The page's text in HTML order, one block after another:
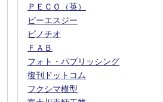
ＰＥＣＯ（英）
ピーエスジー
ピノチオ
ＦＡＢ
フォト・パブリッシング
復刊ドットコム
フクシマ模型